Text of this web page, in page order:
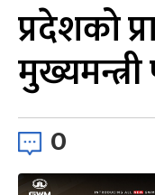
प्रदेशको
0